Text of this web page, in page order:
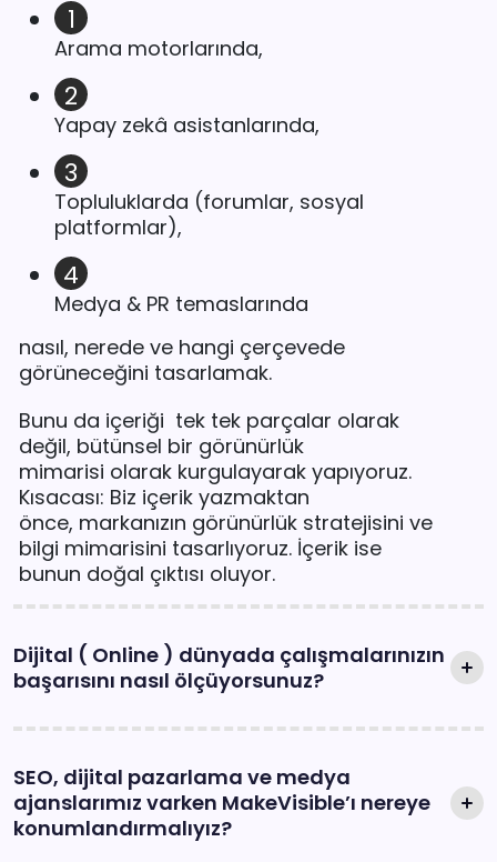
Arama motorlarında,
Yapay zekâ asistanlarında,
Topluluklarda (forumlar, sosyal
platformlar),
Medya & PR temaslarında
nasıl, nerede ve hangi çerçevede
görüneceğini tasarlamak.
Bunu da içeriği tek tek parçalar olarak
değil, bütünsel bir görünürlük
mimarisi olarak kurgulayarak yapıyoruz.
Kısacası: Biz içerik yazmaktan
önce, markanızın görünürlük stratejisini ve
bilgi mimarisini tasarlıyoruz. İçerik ise
bunun doğal çıktısı oluyor.
Dijital ( Online ) dünyada çalışmalarınızın
başarısını nasıl ölçüyorsunuz?
SEO, dijital pazarlama ve medya
ajanslarımız varken MakeVisible’ı nereye
konumlandırmalıyız?